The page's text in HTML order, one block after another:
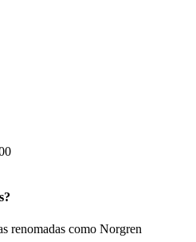
renomadas como Norgren